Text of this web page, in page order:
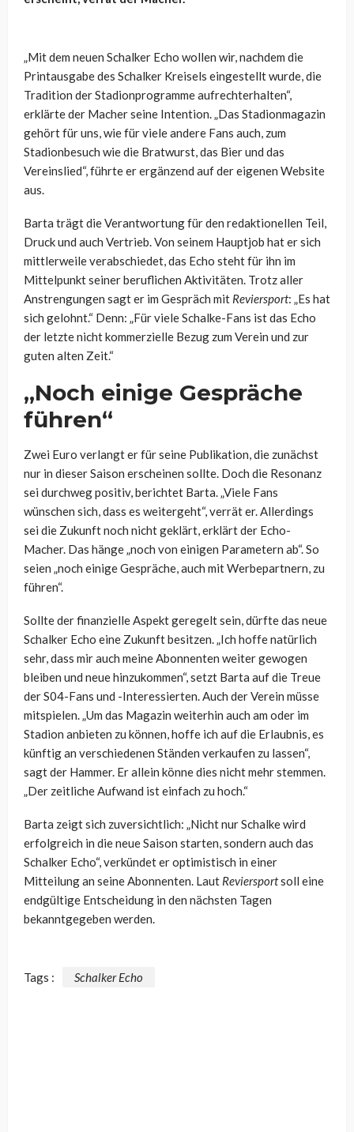
„Mit dem neuen Schalker Echo wollen wir, nachdem die
Printausgabe des Schalker Kreisels eingestellt wurde, die
Tradition der Stadionprogramme aufrechterhalten“,
erklärte der Macher seine Intention. „Das Stadionmagazin
gehört für uns, wie für viele andere Fans auch, zum
Stadionbesuch wie die Bratwurst, das Bier und das
Vereinslied“, führte er ergänzend auf der eigenen Website
aus.
Barta trägt die Verantwortung für den redaktionellen Teil,
Druck und auch Vertrieb. Von seinem Hauptjob hat er sich
mittlerweile verabschiedet, das Echo steht für ihn im
Mittelpunkt seiner beruflichen Aktivitäten. Trotz aller
Anstrengungen sagt er im Gespräch mit Reviersport: „Es hat
sich gelohnt.“ Denn: „Für viele Schalke-Fans ist das Echo
der letzte nicht kommerzielle Bezug zum Verein und zur
guten alten Zeit.“
„Noch einige Gespräche
führen“
Zwei Euro verlangt er für seine Publikation, die zunächst
nur in dieser Saison erscheinen sollte. Doch die Resonanz
sei durchweg positiv, berichtet Barta. „Viele Fans
wünschen sich, dass es weitergeht“, verrät er. Allerdings
sei die Zukunft noch nicht geklärt, erklärt der Echo-
Macher. Das hänge „noch von einigen Parametern ab“. So
seien „noch einige Gespräche, auch mit Werbepartnern, zu
führen“.
Sollte der finanzielle Aspekt geregelt sein, dürfte das neue
Schalker Echo eine Zukunft besitzen. „Ich hoffe natürlich
sehr, dass mir auch meine Abonnenten weiter gewogen
bleiben und neue hinzukommen“, setzt Barta auf die Treue
der S04-Fans und -Interessierten. Auch der Verein müsse
mitspielen. „Um das Magazin weiterhin auch am oder im
Stadion anbieten zu können, hoffe ich auf die Erlaubnis, es
künftig an verschiedenen Ständen verkaufen zu lassen“,
sagt der Hammer. Er allein könne dies nicht mehr stemmen.
„Der zeitliche Aufwand ist einfach zu hoch.“
Barta zeigt sich zuversichtlich: „Nicht nur Schalke wird
erfolgreich in die neue Saison starten, sondern auch das
Schalker Echo“, verkündet er optimistisch in einer
Mitteilung an seine Abonnenten. Laut Reviersportsoll eine
endgültige Entscheidung in den nächsten Tagen
bekanntgegeben werden.
Tags : Schalker Echo